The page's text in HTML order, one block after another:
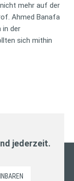
mehr auf der
Ahmed Banafa
in der
sich mithin
jederzeit.